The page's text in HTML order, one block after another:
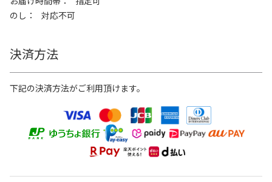
のし
対応不可
決済方法
下記の決済方法がご利用頂けます。